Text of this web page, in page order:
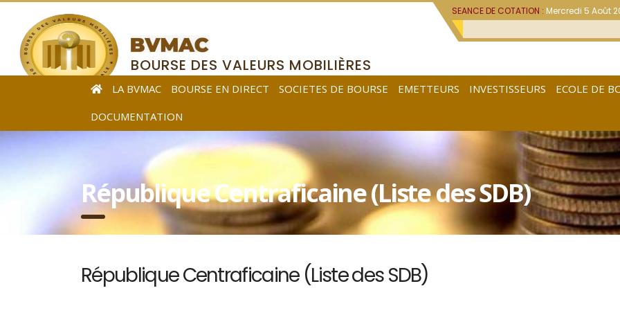
SEANCE DE COTATION :Mercredi 5 Août
BOURSE DES VALEURS MOBILIÈRES
DE L’AFRIQUE CENTRALE
LA BVMAC BOURSE EN DIRECT SOCIETES DE BOURSE EMETTEURS INVESTISSEURS ECOLE DE
DOCUMENTATION
République Centraficaine (Liste des SDB)
République Centraficaine (Liste des SDB)